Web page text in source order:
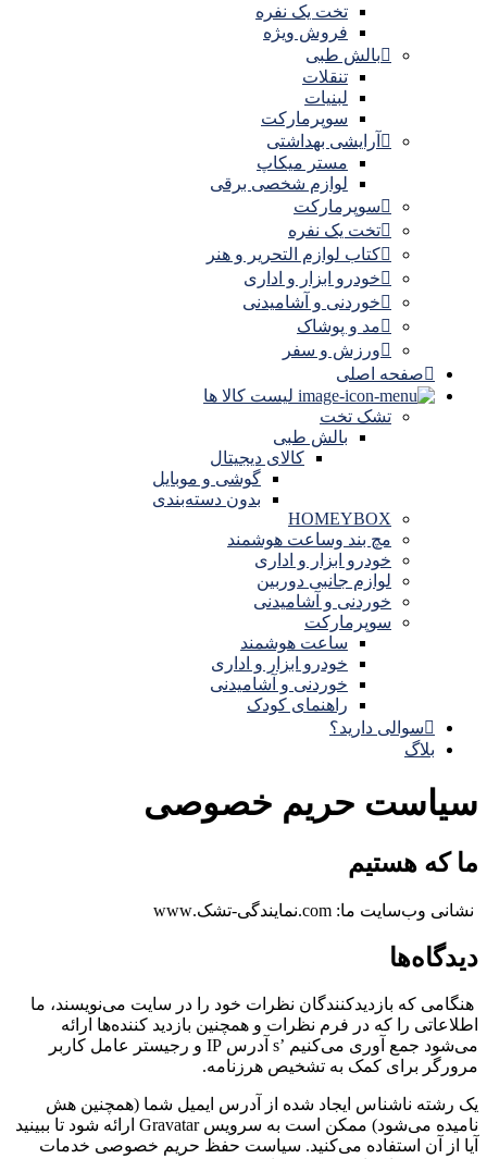
تخت یک نفره
فروش ویژه
بالش طبی
تنقلات
لبنیات
سوپرمارکت
آرایشی بهداشتی
مستر میکاپ
لوازم شخصی برقی
سوپرمارکت
تخت یک نفره
کتاب لوازم التحریر و هنر
خودرو ابزار و اداری
خوردنی و آشامیدنی
مد و پوشاک
ورزش و سفر
صفحه اصلی
لیست کالا ها
تشک تخت
بالش طبی
کالای دیجیتال
گوشی و موبایل
بدون دسته‌بندی
HOMEYBOX
مچ بند وساعت هوشمند
خودرو ابزار و اداری
لوازم جانبی دوربین
خوردنی و آشامیدنی
سوپرمارکت
ساعت هوشمند
خودرو ابزار و اداری
خوردنی و آشامیدنی
راهنمای کودک
سوالی دارید؟
بلاگ
سیاست حریم خصوصی
ما که هستیم
نشانی وب‌سایت ما: com.نمایندگی-تشک.www
دیدگاه‌ها
هنگامی که بازدیدکنندگان نظرات خود را در سایت می‌نویسند، ما
اطلاعاتی را که در فرم نظرات و همچنین بازدید کننده‌ها ارائه
می‌شود جمع آوری می‌کنیم ’s آدرس IP و رجیستر عامل کاربر
مرورگر برای کمک به تشخیص هرزنامه.
یک رشته ناشناس ایجاد شده از آدرس ایمیل شما (همچنین هش
نامیده می‌شود) ممکن است به سرویس Gravatar ارائه شود تا ببینید
آیا از آن استفاده می‌کنید. سیاست حفظ حریم خصوصی خدمات